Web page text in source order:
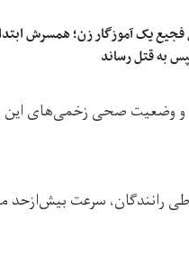
فجیع یک آموزگار زن؛ همسرش
به قتل رساند
وضعیت صحی زخمی‌های این
رانندگان، سرعت بیش‌ازحد